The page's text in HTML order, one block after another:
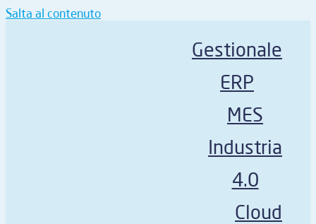
Salta al contenuto
Gestionale
ERP
MES
Industria
4.0
Cloud